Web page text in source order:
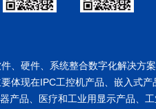
、硬件、系统整合数字化解决方案
体现在IPC工控机产品、嵌入式产
品、医疗和工业用显示产品、工